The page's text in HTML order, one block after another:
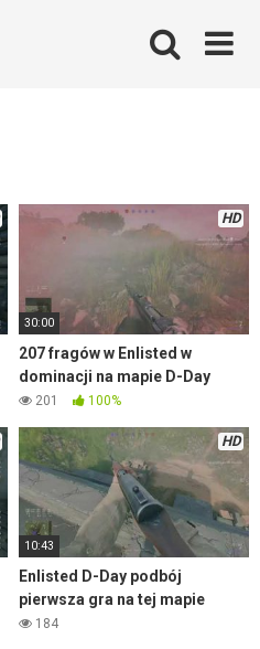
HD
30:00
207 fragów w Enlisted w
dominacji na mapie D-Day
201 100%
HD
10:43
Enlisted D-Day podbój
pierwsza gra na tej mapie
184